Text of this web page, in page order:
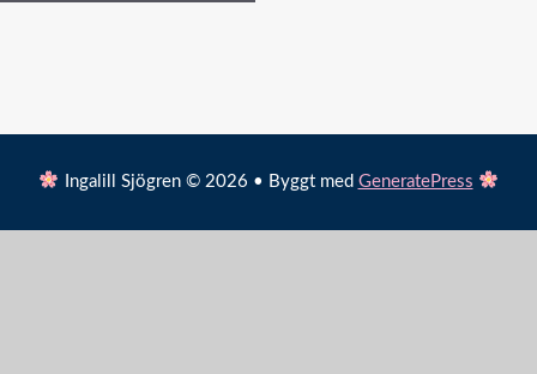
Ingalill Sjögren © 2026 • Byggt med GeneratePress